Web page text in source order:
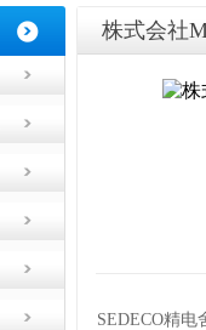
株式会社
SEDECO精电